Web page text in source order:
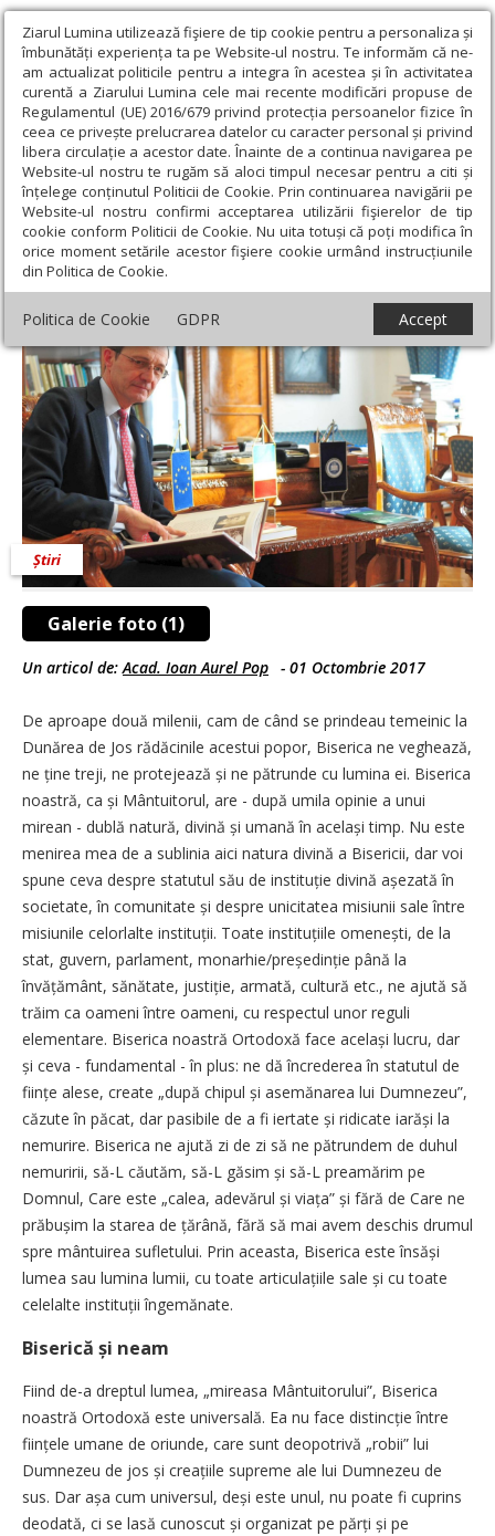
Ziarul Lumina utilizează fişiere de tip cookie pentru a personaliza și
îmbunătăți experiența ta pe Website-ul nostru. Te informăm că ne-
am actualizat politicile pentru a integra în acestea și în activitatea
curentă a Ziarului Lumina cele mai recente modificări propuse de
Regulamentul (UE) 2016/679 privind protecția persoanelor fizice în
ceea ce privește prelucrarea datelor cu caracter personal și privind
libera circulație a acestor date. Înainte de a continua navigarea pe
Website-ul nostru te rugăm să aloci timpul necesar pentru a citi și
înțelege conținutul Politicii de Cookie. Prin continuarea navigării pe
Website-ul nostru confirmi acceptarea utilizării fişierelor de tip
cookie conform Politicii de Cookie. Nu uita totuși că poți modifica în
orice moment setările acestor fişiere cookie urmând instrucțiunile
din Politica de Cookie.
Politica de Cookie GDPR Accept
Ziarul Lumina › Actualitate religioasă › Știri › Biserica - veghetor
al binelui
Biserica - veghetor al binelui
Galerie foto (1)
Știri
Un articol de:Acad. Ioan Aurel Pop - 01 Octombrie 2017
De aproape două milenii, cam de când se prindeau temeinic la
Dunărea de Jos rădăcinile acestui popor, Biserica ne veghează,
ne ține treji, ne protejează și ne pătrunde cu lumina ei. Biserica
noastră, ca și Mân­tuitorul, are - după umila opinie a unui
mirean - dublă natură, divină și umană în același timp. Nu este
menirea mea de a sublinia aici natura divină a Bisericii, dar voi
spune ceva despre statutul său de instituție divină așezată în
societate, în comunitate și despre unicitatea misiunii sale între
misiunile celorlalte instituții. Toate instituțiile ome­nești, de la
stat, guvern, parlament, monarhie/președinție până la
învățământ, sănătate, justiție, armată, cultură etc., ne ajută să
trăim ca oameni între oameni, cu respectul unor reguli
elementare. Biserica noastră Ortodoxă face același lucru, dar
și ceva - fundamental - în plus: ne dă încrederea în statutul de
ființe alese, create „după chipul și asemănarea lui Dumnezeu”,
căzute în păcat, dar pasibile de a fi iertate și ridicate iarăși la
nemurire. Biserica ne ajută zi de zi să ne pătrundem de duhul
nemuririi, să-L căutăm, să-L găsim și să-L preamărim pe
Domnul, Care este „calea, adevărul și viața” și fără de Care ne
prăbușim la starea de țărână, fără să mai avem deschis drumul
spre mântuirea sufletului. Prin aceasta, Biserica este însăși
lumea sau lumina lumii, cu toate articulațiile sale și cu toate
celelalte instituții îngemănate.
Biserică și neam
Fiind de-a dreptul lumea, „mireasa Mântuitorului”, Biserica
noastră Ortodoxă este universală. Ea nu face distincție între
ființele umane de oriunde, care sunt deopotrivă „robii” lui
Dumnezeu de jos și creațiile supreme ale lui Dumnezeu de
sus. Dar așa cum universul, deși este unul, nu poate fi cuprins
deodată, ci se lasă cunoscut și organizat pe părți și pe